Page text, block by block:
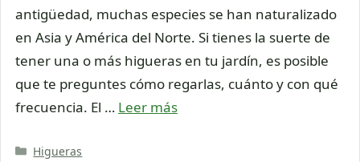
antigüedad, muchas especies se han naturalizado
en Asia y América del Norte. Si tienes la suerte de
tener una o más higueras en tu jardín, es posible
que te preguntes cómo regarlas, cuánto y con qué
frecuencia. El … Leer más
Categorías
Higueras